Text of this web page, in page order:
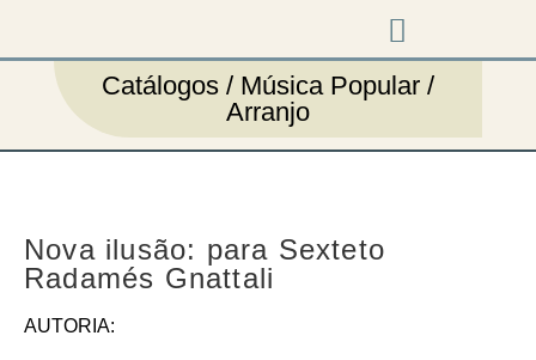
Catálogos / Música Popular /
Arranjo
Nova ilusão: para Sexteto
Radamés Gnattali
AUTORIA: